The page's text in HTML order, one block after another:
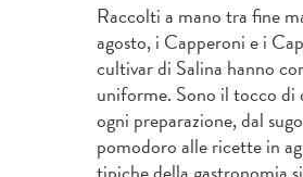
Raccolti a mano tra fine
agosto, i Capperoni e i
cultivar di Salina hanno
uniforme. Sono il tocco di
ogni preparazione, dal
pomodoro alle ricette in